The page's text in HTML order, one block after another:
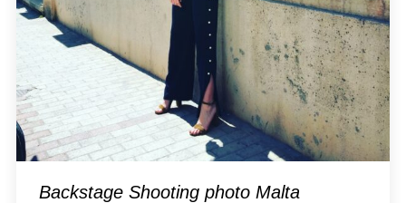
Backstage Shooting photo Malta